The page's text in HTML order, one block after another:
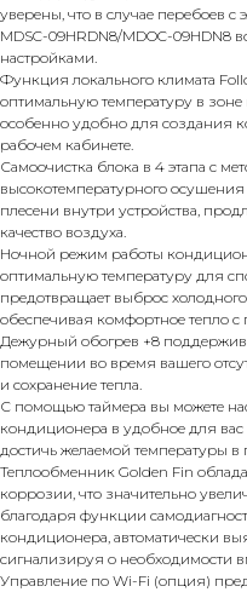
уверены, что в случае перебоев с
MDSC-09HRDN8/MDOC-09HDN8
настройками.
Функция локального климата
оптимальную температуру в
особенно удобно для создания
рабочем кабинете.
Самоочистка блока в 4 этапа с
высокотемпературного
плесени внутри устройства,
качество воздуха.
Ночной режим работы
оптимальную температуру для
предотвращает выброс
обеспечивая комфортное тепло
Дежурный обогрев +8
помещении во время вашего
и сохранение тепла.
С помощью таймера вы можете
кондиционера в удобное для
достичь желаемой температуры
Теплообменник Golden Fin
коррозии, что значительно
благодаря функции
кондиционера, автоматически
сигнализируя о необходимости
Управление по Wi-Fi (опция)